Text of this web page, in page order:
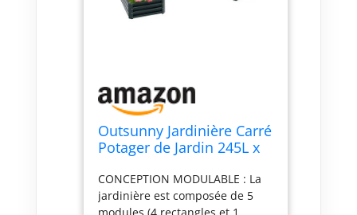
Outsunny Jardinière Carré
Potager de Jardin 245L x
CONCEPTION MODULABLE : La
jardinière est composée de 5